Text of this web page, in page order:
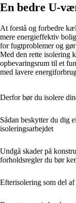
En bedre U-
At forstå og forbedre
mere energieffektiv
for fugtproblemer og
Med den rette isolering
opbevaringsrum til et
med lavere
Derfor bør du isolere
Sådan beskytter du dig
isoleringsarbejdet
Undgå skader på
forholdsregler du bør
Efterisolering som del